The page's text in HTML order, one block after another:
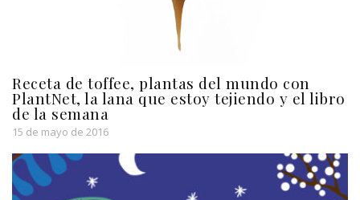
Receta de toffee, plantas del mundo con
PlantNet, la lana que estoy tejiendo y el libro
de la semana
15 de mayo de 2016